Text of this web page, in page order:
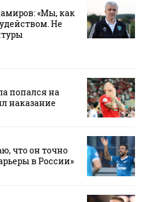
«Мы, как
Не
попался на
наказание
что он точно
в России»